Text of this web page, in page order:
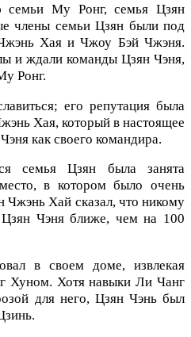
семьи Му Ронг, семья Цзян
члены семьи Цзян были под
Хая и Чжоу Бэй Чжэня.
и ждали команды Цзян Чэня,
Ронг.
его репутация была
Хая, который в настоящее
как своего командира.
семья Цзян была занята
в котором было очень
Чжэнь Хай сказал, что никому
Чэня ближе, чем на 100
в своем доме, извлекая
Хуном. Хотя навыки Ли Чанг
для него, Цзян Чэнь был